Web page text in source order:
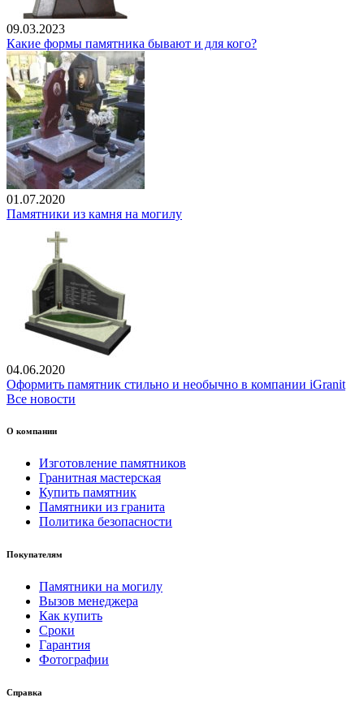
09.03.2023
Какие формы памятника бывают и для кого?
01.07.2020
Памятники из камня на могилу
04.06.2020
Оформить памятник стильно и необычно в компании iGranit
Все новости
О компании
Изготовление памятников
Гранитная мастерская
Купить памятник
Памятники из гранита
Политика безопасности
Покупателям
Памятники на могилу
Вызов менеджера
Как купить
Сроки
Гарантия
Фотографии
Справка